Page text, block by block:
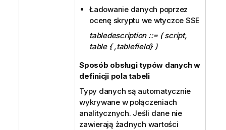
Ładowanie danych poprzez
ocenę skryptu we wtyczce SSE
tabledescription ::= ( script,
table { ,tablefield} )
Sposób obsługi typów danych w
definicji pola tabeli
Typy danych są automatycznie
wykrywane w połączeniach
analitycznych. Jeśli dane nie
zawierają żadnych wartości